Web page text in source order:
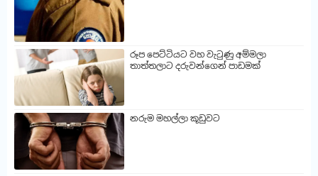
රූප පෙට්ටියට වහ වැටුණු අම්මලා
තාත්තලාට දරුවන්ගෙන් පාඩමක්
නරුම මහල්ලා කූඩුවට